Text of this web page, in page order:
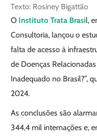
Texto: Rosiney Bigattão
O Instituto Trata Brasil,
Consultoria, lançou o
falta de acesso à
de Doenças
Inadequado no Brasil?”,
2024.
As conclusões são
344,4 mil internações e,